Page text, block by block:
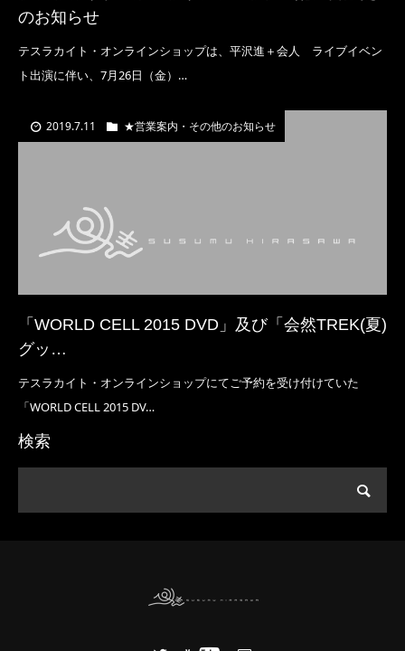
のお知らせ
テスラカイト・オンラインショップは、平沢進＋会人 ライブイベン
ト出演に伴い、7月26日（金）…
2019.7.11 ★営業案内・その他のお知らせ
「WORLD CELL 2015 DVD」及び「会然TREK(夏)
グッ…
テスラカイト・オンラインショップにてご予約を受け付けていた
「WORLD CELL 2015 DV…
検索